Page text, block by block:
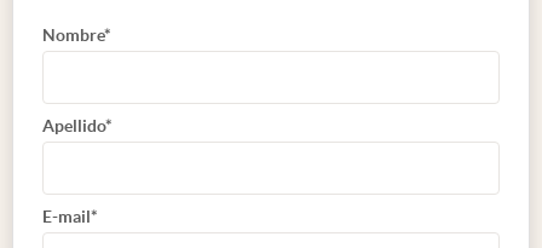
Nombre*
Apellido*
E-mail*